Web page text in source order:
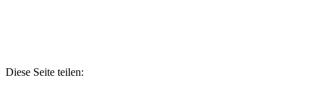
Diese Seite teilen: